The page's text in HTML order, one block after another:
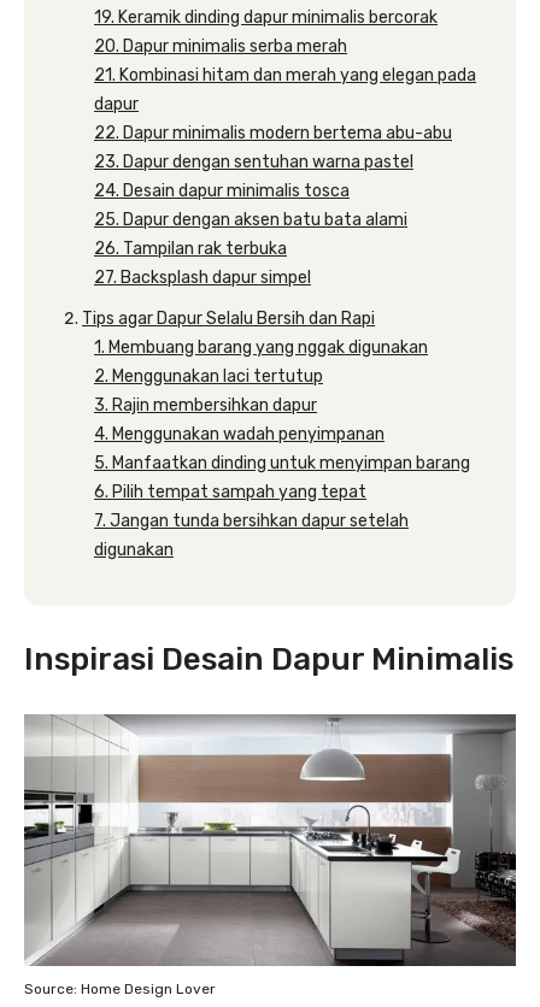
19. Keramik dinding dapur minimalis bercorak
20. Dapur minimalis serba merah
21. Kombinasi hitam dan merah yang elegan pada
dapur
22. Dapur minimalis modern bertema abu-abu
23. Dapur dengan sentuhan warna pastel
24. Desain dapur minimalis tosca
25. Dapur dengan aksen batu bata alami
26. Tampilan rak terbuka
27. Backsplash dapur simpel
Tips agar Dapur Selalu Bersih dan Rapi
1. Membuang barang yang nggak digunakan
2. Menggunakan laci tertutup
3. Rajin membersihkan dapur
4. Menggunakan wadah penyimpanan
5. Manfaatkan dinding untuk menyimpan barang
6. Pilih tempat sampah yang tepat
7. Jangan tunda bersihkan dapur setelah
digunakan
Inspirasi Desain Dapur Minimalis
Source: Home Design Lover